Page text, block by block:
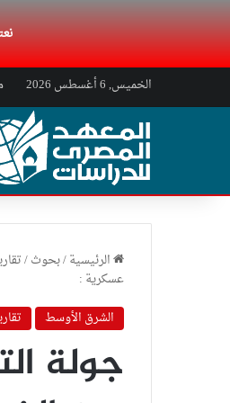
الخميس, 6 أغسطس 2026
الرئيسية/بحوث/
عسكرية :
الشرق الأوسط
جولة